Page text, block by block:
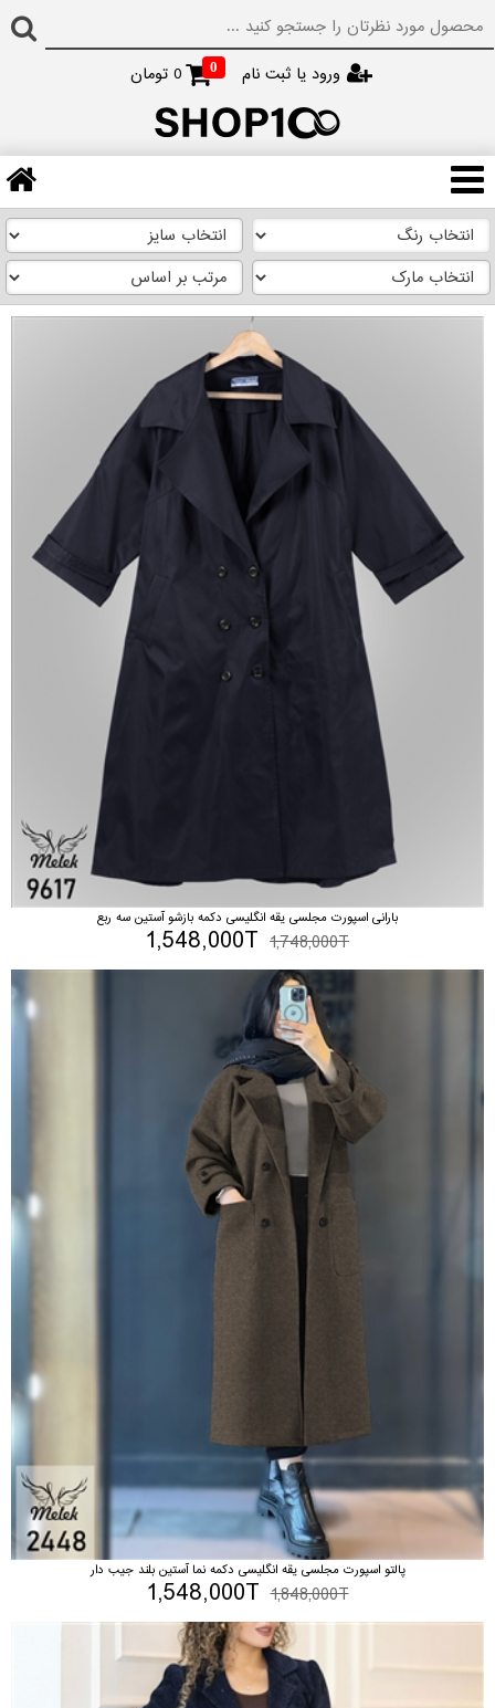
ورود یا ثبت نام 0
0 تومان
بارانی اسپورت مجلسی یقه انگلیسی دکمه بازشو آستین سه ربع
1,748,000T
1,548,000T
پالتو اسپورت مجلسی یقه انگلیسی دکمه نما آستین بلند جیب دار
1,848,000T
1,548,000T